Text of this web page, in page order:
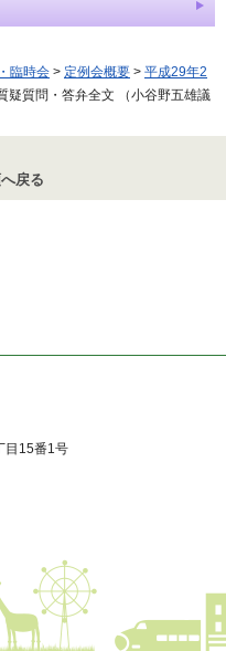
臨時会 > 定例会概要 > 平成29年2
質問・答弁全文 （小谷野五雄議
戻る
目15番1号